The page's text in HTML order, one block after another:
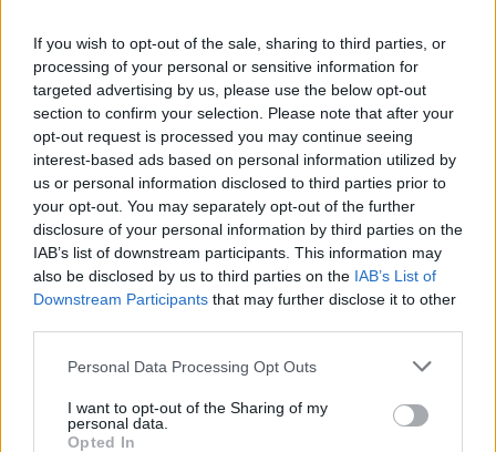
If you wish to opt-out of the sale, sharing to third parties, or
processing of your personal or sensitive information for
targeted advertising by us, please use the below opt-out
section to confirm your selection. Please note that after your
opt-out request is processed you may continue seeing
interest-based ads based on personal information utilized by
us or personal information disclosed to third parties prior to
your opt-out. You may separately opt-out of the further
disclosure of your personal information by third parties on the
IAB’s list of downstream participants. This information may
also be disclosed by us to third parties on the IAB’s List of
Downstream Participants that may further disclose it to other
Personal Data Processing Opt Outs
I want to opt-out of the Sharing of my
personal data.
Opted In